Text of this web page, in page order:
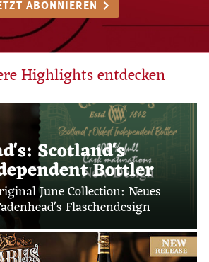
ABONNIEREN
Highlights entdecken
Scotland's
Bottler
June Collection: Neues
Flaschendesign